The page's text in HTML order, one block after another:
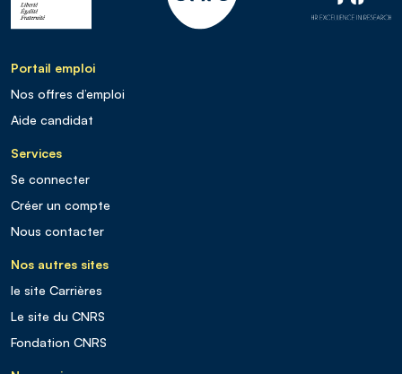
Portail emploi
Nos offres d’emploi
Aide candidat
Services
Se connecter
Créer un compte
Nous contacter
Nos autres sites
le site Carrières
Le site du CNRS
Fondation CNRS